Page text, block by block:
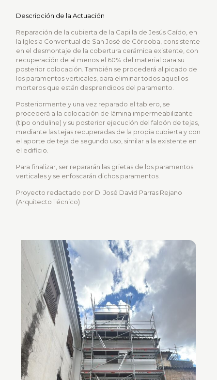
Descripción de la Actuación
Reparación de la cubierta de la Capilla de Jesús Caído, en
la Iglesia Conventual de San José de Córdoba, consistente
en el desmontaje de la cobertura cerámica existente, con
recuperación de al menos el 60% del material para su
posterior colocación. También se procederá al picado de
los paramentos verticales, para eliminar todos aquellos
morteros que están desprendidos del paramento.
Posteriormente y una vez reparado el tablero, se
procederá a la colocación de lámina impermeabilizante
(tipo onduline) y su posterior ejecución del faldón de tejas,
mediante las tejas recuperadas de la propia cubierta y con
el aporte de teja de segundo uso, similar a la existente en
el edificio.
Para finalizar, ser repararán las grietas de los paramentos
verticales y se enfoscarán dichos paramentos.
Proyecto redactado por D. José David Parras Rejano
(Arquitecto Técnico)